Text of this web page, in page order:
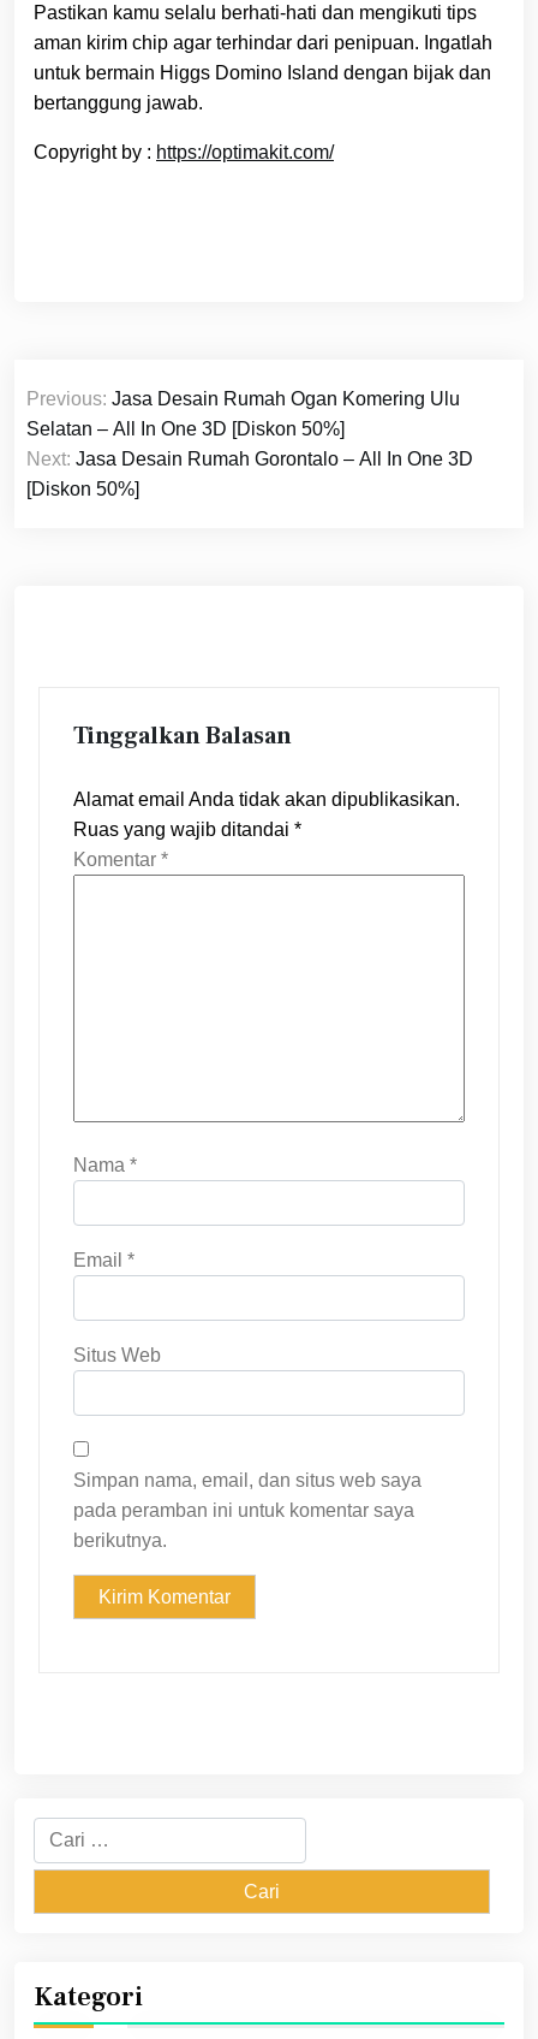
Pastikan kamu selalu berhati-hati dan mengikuti tips
aman kirim chip agar terhindar dari penipuan. Ingatlah
untuk bermain Higgs Domino Island dengan bijak dan
bertanggung jawab.
Copyright by : https://optimakit.com/
Navigasi
pos
Previous: Jasa Desain Rumah Ogan Komering Ulu
Selatan – All In One 3D [Diskon 50%]
Next: Jasa Desain Rumah Gorontalo – All In One 3D
[Diskon 50%]
Tinggalkan Balasan
Alamat email Anda tidak akan dipublikasikan.
Ruas yang wajib ditandai *
Komentar *
Nama *
Email *
Situs Web
Simpan nama, email, dan situs web saya
pada peramban ini untuk komentar saya
berikutnya.
Cari
untuk:
Kategori